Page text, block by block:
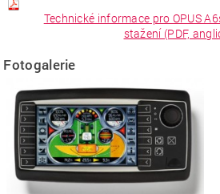
Technické informace pro OPUS
stažení (PDF,
Fotogalerie